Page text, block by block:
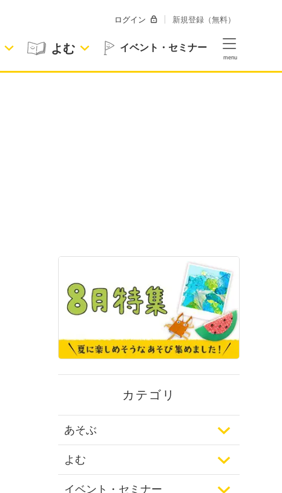
よむ イベント・セミナー
ログイン 新規登録（無料）
カテゴリ
あそぶ
よむ
イベント・セミナー